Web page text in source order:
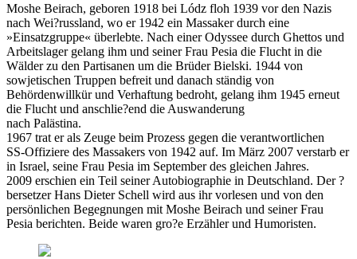
Moshe Beirach, geboren 1918 bei Lódz floh 1939 vor den Nazis
nach Wei?russland, wo er 1942 ein Massaker durch eine
»Einsatzgruppe« überlebte. Nach einer Odyssee durch Ghettos und
Arbeitslager gelang ihm und seiner Frau Pesia die Flucht in die
Wälder zu den Partisanen um die Brüder Bielski. 1944 von
sowjetischen Truppen befreit und danach ständig von
Behördenwillkür und Verhaftung bedroht, gelang ihm 1945 erneut
die Flucht und anschlie?end die Auswanderung
nach Palästina.
1967 trat er als Zeuge beim Prozess gegen die verantwortlichen
SS-Offiziere des Massakers von 1942 auf. Im März 2007 verstarb er
in Israel, seine Frau Pesia im September des gleichen Jahres.
2009 erschien ein Teil seiner Autobiographie in Deutschland. Der ?
bersetzer Hans Dieter Schell wird aus ihr vorlesen und von den
persönlichen Begegnungen mit Moshe Beirach und seiner Frau
Pesia berichten. Beide waren gro?e Erzähler und Humoristen.